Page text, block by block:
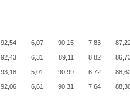
92,54 6,07 90,15 7,83
92,43 6,31 89,11 8,82
93,18 5,01 90,99 6,72
92,06 6,61 90,31 7,64